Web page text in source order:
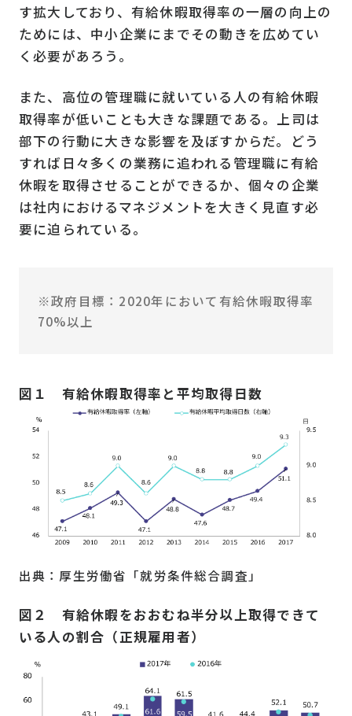
す拡大しており、有給休暇取得率の一層の向上の
ためには、中小企業にまでその動きを広めてい
く必要があろう。
また、高位の管理職に就いている人の有給休暇
取得率が低いことも大きな課題である。上司は
部下の行動に大きな影響を及ぼすからだ。どう
すれば日々多くの業務に追われる管理職に有給
休暇を取得させることができるか、個々の企業
は社内におけるマネジメントを大きく見直す必
要に迫られている。
※政府目標：2020年において有給休暇取得率
70%以上
図１ 有給休暇取得率と平均取得日数
出典：厚生労働省「就労条件総合調査」
図２ 有給休暇をおおむね半分以上取得できて
いる人の割合（正規雇用者）